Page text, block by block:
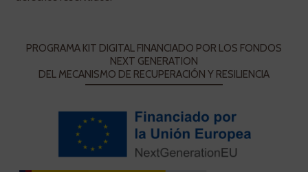
PROGRAMA KIT DIGITAL FINANCIADO POR LOS FONDOS
NEXT GENERATION
DEL MECANISMO DE RECUPERACIÓN Y RESILIENCIA